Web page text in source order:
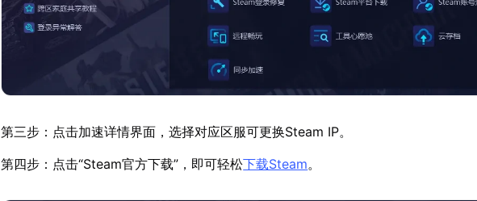
第三步：点击加速详情界面，选择对应区服可更换Steam IP。
第四步：点击“Steam官方下载”，即可轻松下载Steam。